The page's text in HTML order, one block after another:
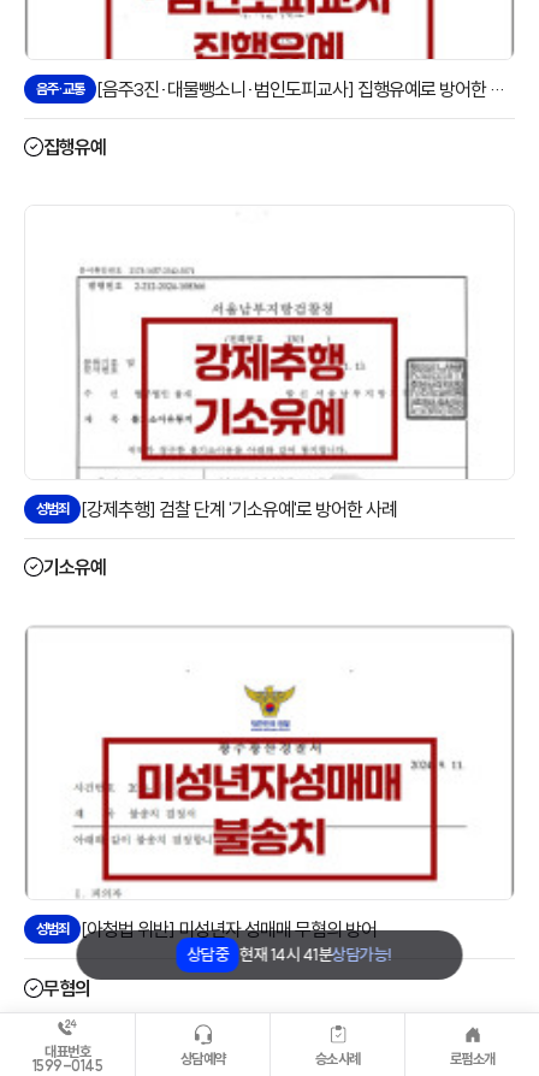
대표번호
1599-0145
상담예약 승소사례 로펌소개
상담중 현재14시 41분상담가능!
음주·교통 [음주3진·대물뺑소니·범인도피교사] 집행유예로 방어한 사례
집행유예
성범죄 [강제추행] 검찰 단계 '기소유예'로 방어한 사례
기소유예
성범죄 [아청법 위반] 미성년자 성매매 무혐의 방어
무혐의